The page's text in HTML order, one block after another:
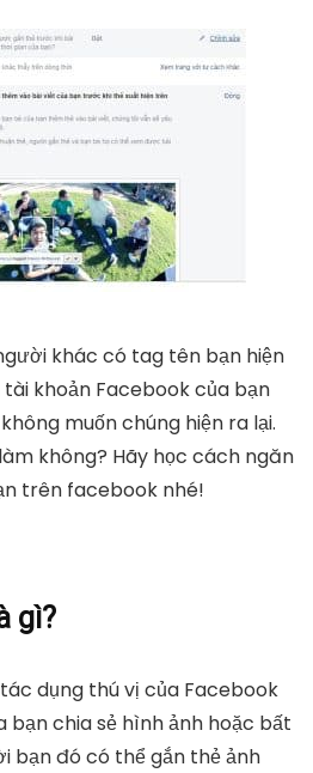
khác có tag tên bạn hiện
khoản Facebook của bạn
muốn chúng hiện ra lại.
không? Hãy học cách ngăn
trên facebook nhé!
gì?
dụng thú vị của Facebook
bạn chia sẻ hình ảnh hoặc bất
bạn đó có thể gắn thẻ ảnh